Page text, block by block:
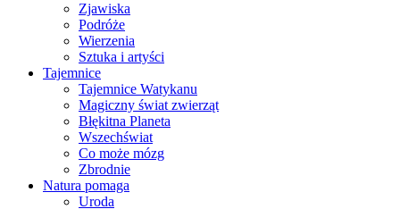
Zjawiska
Podróże
Wierzenia
Sztuka i artyści
Tajemnice
Tajemnice Watykanu
Magiczny świat zwierząt
Błękitna Planeta
Wszechświat
Co może mózg
Zbrodnie
Natura pomaga
Uroda